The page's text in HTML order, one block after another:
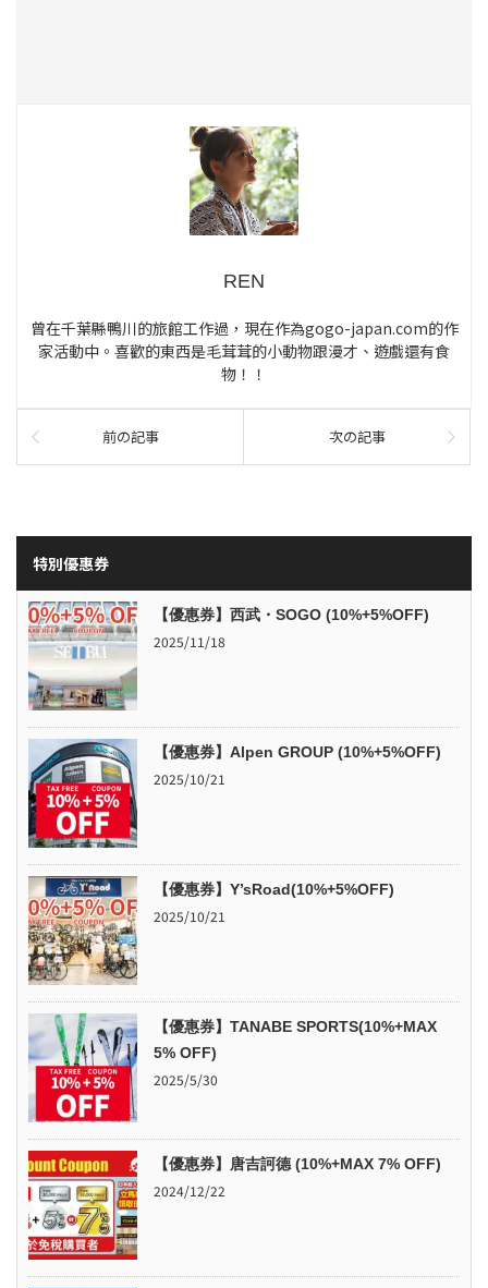
REN
曾在千葉縣鴨川的旅館工作過，現在作為gogo-japan.com的作
家活動中。喜歡的東西是毛茸茸的小動物跟漫才、遊戲還有食
物！！
前の記事 次の記事
特別優惠券
【優惠券】西武・SOGO (10%+5%OFF)
2025/11/18
【優惠券】Alpen GROUP (10%+5%OFF)
2025/10/21
【優惠券】Y’sRoad(10%+5%OFF)
2025/10/21
【優惠券】TANABE SPORTS(10%+MAX
5% OFF)
2025/5/30
【優惠券】唐吉訶德 (10%+MAX 7% OFF)
2024/12/22